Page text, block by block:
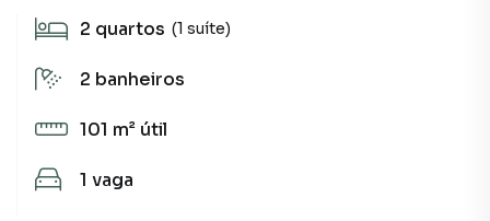
2 quartos (1 suíte)
2 banheiros
101 m² útil
1 vaga